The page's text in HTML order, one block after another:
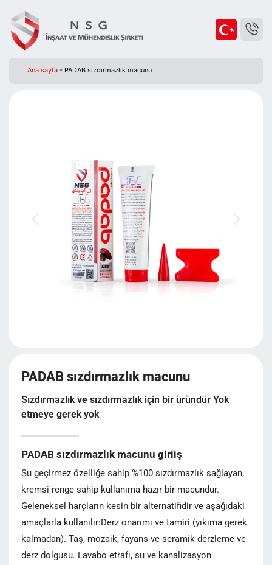
Ana sayfa - PADAB sızdırmazlık macunu
PADAB sızdırmazlık macunu
Sızdırmazlık ve sızdırmazlık için bir üründür Yok
etmeye gerek yok
PADAB sızdırmazlık macunu giriiş
Su geçirmez özelliğe sahip %100 sızdırmazlık sağlayan,
kremsi renge sahip kullanıma hazır bir macundur.
Geleneksel harçların kesin bir alternatifidir ve aşağıdaki
amaçlarla kullanılır:Derz onarımı ve tamiri (yıkıma gerek
kalmadan). Taş, mozaik, fayans ve seramik derzleme ve
derz dolgusu. Lavabo etrafı, su ve kanalizasyon